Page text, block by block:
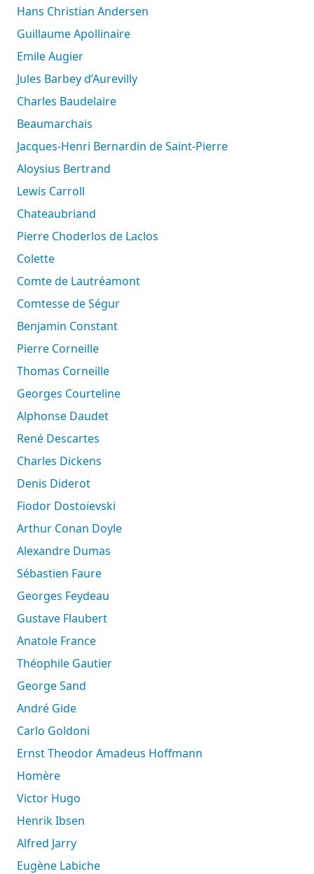
Hans Christian Andersen
Guillaume Apollinaire
Emile Augier
Jules Barbey d’Aurevilly
Charles Baudelaire
Beaumarchais
Jacques-Henri Bernardin de Saint-Pierre
Aloysius Bertrand
Lewis Carroll
Chateaubriand
Pierre Choderlos de Laclos
Colette
Comte de Lautréamont
Comtesse de Ségur
Benjamin Constant
Pierre Corneille
Thomas Corneille
Georges Courteline
Alphonse Daudet
René Descartes
Charles Dickens
Denis Diderot
Fiodor Dostoïevski
Arthur Conan Doyle
Alexandre Dumas
Sébastien Faure
Georges Feydeau
Gustave Flaubert
Anatole France
Théophile Gautier
George Sand
André Gide
Carlo Goldoni
Ernst Theodor Amadeus Hoffmann
Homère
Victor Hugo
Henrik Ibsen
Alfred Jarry
Eugène Labiche